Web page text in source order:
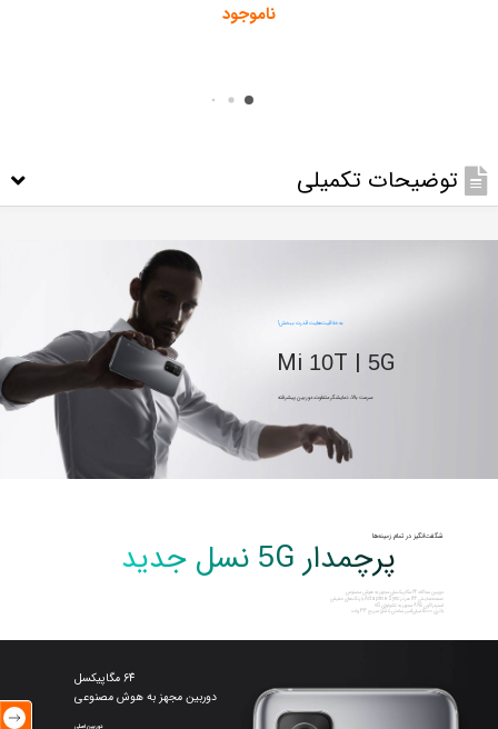
ناموجود
توضیحات تکمیلی
Mi 10T | 5G
سرعت بالا، نمایشگر متفاوت‌، دوربین پیشرفته
به خلاقیت‌هایت قدرت ببخش!
شگفت‌انگیز در تمام زمینه‌ها
دوربین سه‌گانه 64 مگاپیکسلی مجهز به هوش مصنوعی
صفحه‌نمایش 144 هرتز AdaptiveSync با رنگ‌های حقیقی
اسنپدراگون 865 مجهز به تکنولوژی
5G
باتری 5000 میلی‌آمپر ساعتی با شارژ سریع 33 وات
پرچمدار 5G نسل جدید
64 مگاپیکسل
دوربین مجهز به هوش مصنوعی